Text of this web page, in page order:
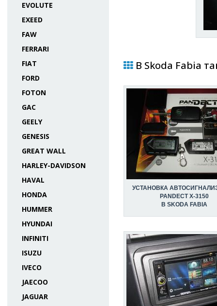
EVOLUTE
EXEED
FAW
FERRARI
FIAT
FORD
FOTON
GAC
GEELY
GENESIS
GREAT WALL
HARLEY-DAVIDSON
HAVAL
HONDA
HUMMER
HYUNDAI
INFINITI
ISUZU
IVECO
JAECOO
JAGUAR
В Skoda Fabia
УСТАНОВКА
PANDECT X-3150
В SKODA FABIA